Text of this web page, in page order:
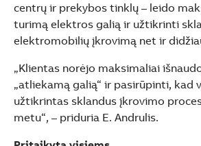
centrų ir prekybos tinklų – leido
turimą elektros galią ir užtikrinti
elektromobilių įkrovimą net ir
„Klientas norėjo maksimaliai
„atliekamą galią“ ir pasirūpinti, kad
užtikrintas sklandus įkrovimo
metu“, – priduria E. Andrulis.